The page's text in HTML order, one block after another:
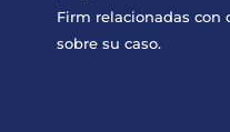
Firm relacionadas con
sobre su caso.